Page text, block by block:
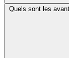
Quels sont les